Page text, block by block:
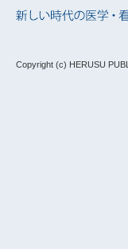
Copyright (c) HERUSU